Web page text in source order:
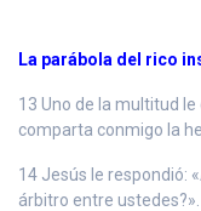
La parábola del rico
13 Uno de la multitud
comparta conmigo la
14 Jesús le respondió:
árbitro entre ustedes?».